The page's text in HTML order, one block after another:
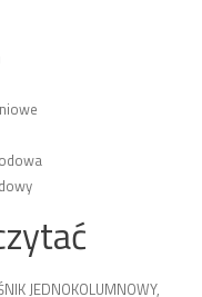
JEDNOKOLUMNOWY,